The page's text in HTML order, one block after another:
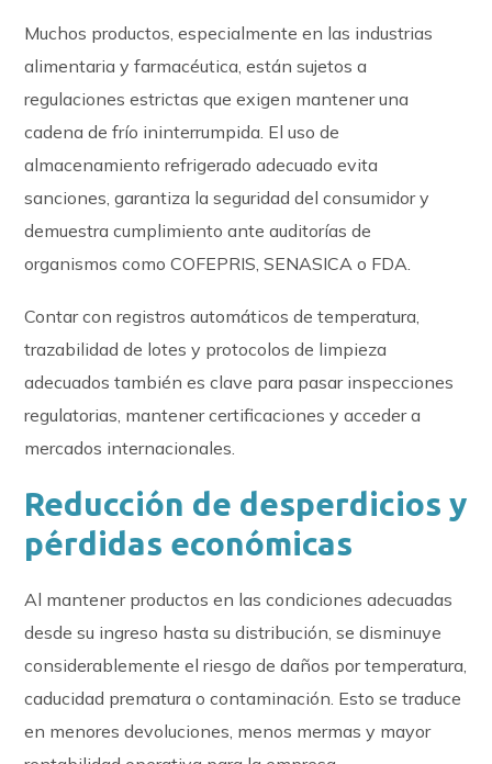
Muchos productos, especialmente en las industrias
alimentaria y farmacéutica, están sujetos a
regulaciones estrictas que exigen mantener una
cadena de frío ininterrumpida. El uso de
almacenamiento refrigerado adecuado evita
sanciones, garantiza la seguridad del consumidor y
demuestra cumplimiento ante auditorías de
organismos como COFEPRIS, SENASICA o FDA.
Contar con registros automáticos de temperatura,
trazabilidad de lotes y protocolos de limpieza
adecuados también es clave para pasar inspecciones
regulatorias, mantener certificaciones y acceder a
mercados internacionales.
Reducción de desperdicios y
pérdidas económicas
Al mantener productos en las condiciones adecuadas
desde su ingreso hasta su distribución, se disminuye
considerablemente el riesgo de daños por temperatura,
caducidad prematura o contaminación. Esto se traduce
en menores devoluciones, menos mermas y mayor